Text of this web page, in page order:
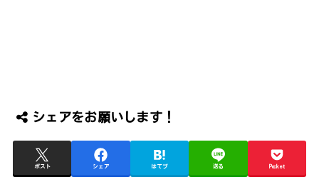
シェアをお願いします！
ポスト シェア はてブ 送る Pocket